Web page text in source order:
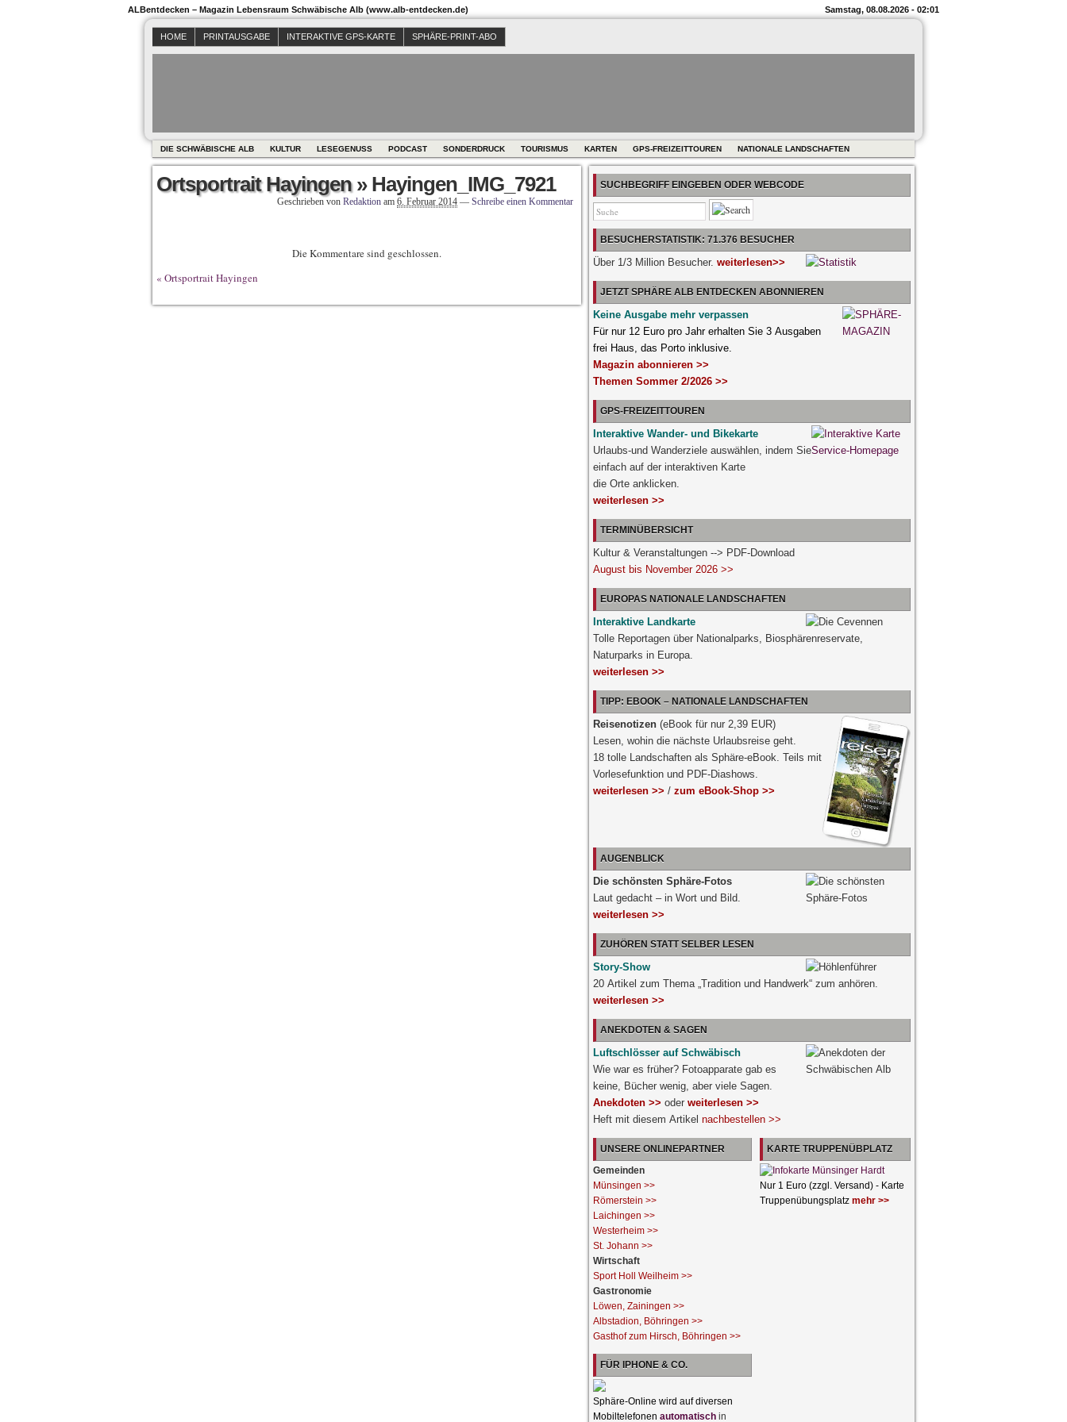
ALBentdecken – Magazin Lebensraum Schwäbische Alb (www.alb-entdecken.de) Samstag, 08.08.2026 - 02:01
HOME PRINTAUSGABE INTERAKTIVE GPS-KARTE SPHÄRE-PRINT-ABO
DIE SCHWÄBISCHE ALB KULTUR LESEGENUSS PODCAST SONDERDRUCK TOURISMUS KARTEN GPS-FREIZEITTOUREN NATIONALE LANDSCHAFTEN
Ortsportrait Hayingen» Hayingen_IMG_7921
Geschrieben von Redaktion am 6. Februar 2014 — Schreibe einen Kommentar
Die Kommentare sind geschlossen.
« Ortsportrait Hayingen
SUCHBEGRIFF EINGEBEN ODER WEBCODE
BESUCHERSTATISTIK: 71.376 BESUCHER
Über 1/3 Million Besucher. weiterlesen>>
JETZT SPHÄRE ALB ENTDECKEN ABONNIEREN
Keine Ausgabe mehr verpassen
Für nur 12 Euro pro Jahr erhalten Sie 3 Ausgaben
frei Haus, das Porto inklusive.
Magazin abonnieren >>
Themen Sommer 2/2026 >>
GPS-FREIZEITTOUREN
Interaktive Wander- und Bikekarte
Urlaubs-und Wanderziele auswählen, indem Sie
einfach auf der interaktiven Karte
die Orte anklicken.
weiterlesen >>
TERMINÜBERSICHT
Kultur & Veranstaltungen --> PDF-Download
August bis November 2026 >>
EUROPAS NATIONALE LANDSCHAFTEN
Interaktive Landkarte
Tolle Reportagen über Nationalparks, Biosphärenreservate,
Naturparks in Europa.
weiterlesen >>
TIPP: EBOOK – NATIONALE LANDSCHAFTEN
Reisenotizen (eBook für nur 2,39 EUR)
Lesen, wohin die nächste Urlaubsreise geht.
18 tolle Landschaften als Sphäre-eBook. Teils mit
Vorlesefunktion und PDF-Diashows.
weiterlesen >> / zum eBook-Shop >>
AUGENBLICK
Die schönsten Sphäre-Fotos
Laut gedacht – in Wort und Bild.
weiterlesen >>
ZUHÖREN STATT SELBER LESEN
Story-Show
20 Artikel zum Thema „Tradition und Handwerk“ zum anhören.
weiterlesen >>
ANEKDOTEN & SAGEN
Luftschlösser auf Schwäbisch
Wie war es früher? Fotoapparate gab es
keine, Bücher wenig, aber viele Sagen.
Anekdoten >> oder weiterlesen >>
Heft mit diesem Artikel nachbestellen >>
UNSERE ONLINEPARTNER
Gemeinden
Münsingen >>
Römerstein >>
Laichingen >>
Westerheim >>
St. Johann >>
Wirtschaft
Sport Holl Weilheim >>
Gastronomie
Löwen, Zainingen >>
Albstadion, Böhringen >>
Gasthof zum Hirsch, Böhringen >>
FÜR IPHONE & CO.
Sphäre-Online wird auf diversen
Mobiltelefonen automatisch
KARTE TRUPPENÜBPLATZ
Nur 1 Euro (zzgl. Versand) - Karte
Truppenübungsplatz mehr >>